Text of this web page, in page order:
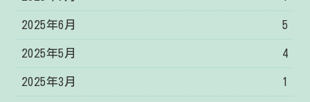
2025年6月 5
2025年5月 4
2025年3月 1